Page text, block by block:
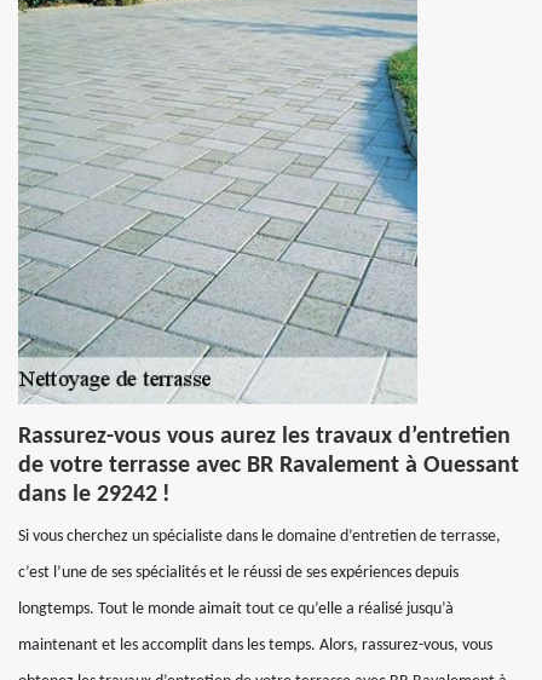
Rassurez-vous vous aurez les travaux d’entretien
de votre terrasse avec BR Ravalement à Ouessant
dans le 29242 !
Si vous cherchez un spécialiste dans le domaine d’entretien de terrasse,
c’est l’une de ses spécialités et le réussi de ses expériences depuis
longtemps. Tout le monde aimait tout ce qu’elle a réalisé jusqu’à
maintenant et les accomplit dans les temps. Alors, rassurez-vous, vous